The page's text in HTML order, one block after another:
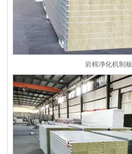
岩棉净化机制板